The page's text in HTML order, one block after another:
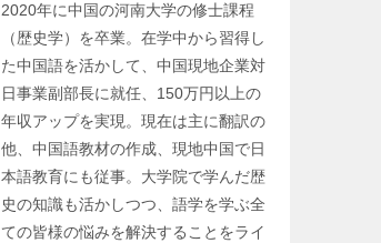
2020年に中国の河南大学の修士課程
（歴史学）を卒業。在学中から習得し
た中国語を活かして、中国現地企業対
日事業副部長に就任、150万円以上の
年収アップを実現。現在は主に翻訳の
他、中国語教材の作成、現地中国で日
本語教育にも従事。大学院で学んだ歴
史の知識も活かしつつ、語学を学ぶ全
ての皆様の悩みを解決することをライ